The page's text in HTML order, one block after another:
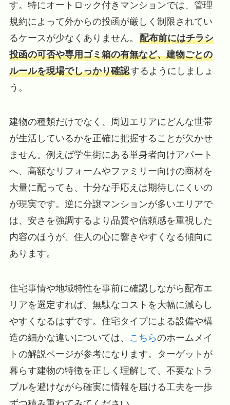
す。特にオートロック付きマンションでは、管理
規約によって外からの投函が厳しく制限されてい
るケースが少なくありません。 配布前にはチラシ
投函の可否や専用ゴミ箱の有無など、建物ごとの
ルールを現場でしっかり確認するようにしましょ
う。
建物の種類だけでなく、周辺エリアにどんな世帯
が生活しているかを正確に把握することが欠かせ
ません。例えば学生街にある単身者向けアパート
へ、高額なリフォームやファミリー向けの商材を
大量に配っても、十分な手応えは期待しにくいの
が現実です。逆に分譲マンションが多いエリアで
は、安さを強調するより品質や信頼感を重視した
内容のほうが、住人の心に響きやすくなる傾向に
あります。
住宅事情や地域特性を事前に確認しながら配布エ
リアを選定すれば、無駄なコストを大幅に減らし
やすくなるはずです。住宅タイプによる設備や構
造の細かな違いについては、
こちらのホームメイ
トの解説ページが参考になります。ターゲットが
暮らす建物の特徴を正しく理解して、不要なトラ
ブルを避けながら確実に情報を届ける工夫を一歩